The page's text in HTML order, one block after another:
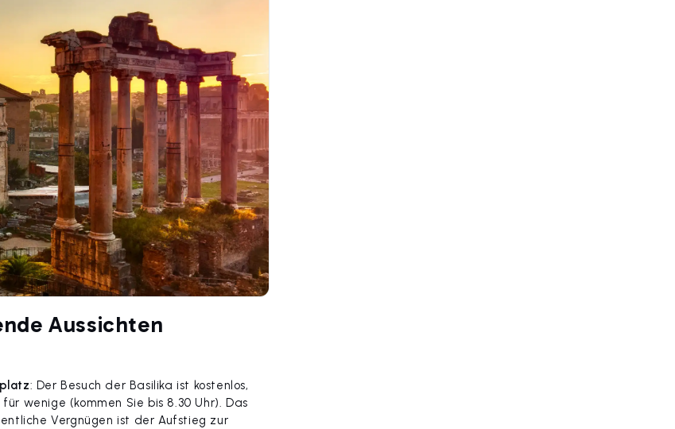
Aussichten
: Der Besuch der Basilika ist kostenlos,
wenige (kommen Sie bis 8.30 Uhr). Das
Vergnügen ist der Aufstieg zur